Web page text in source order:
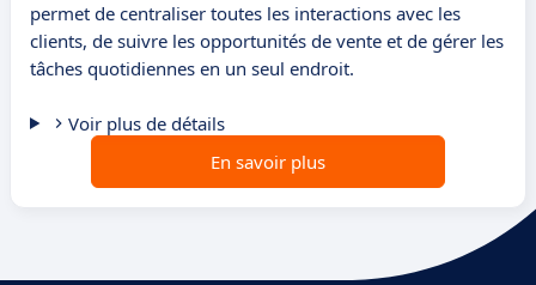
permet de centraliser toutes les interactions avec les
clients, de suivre les opportunités de vente et de gérer les
tâches quotidiennes en un seul endroit.
Voir plus de détails
En savoir plus